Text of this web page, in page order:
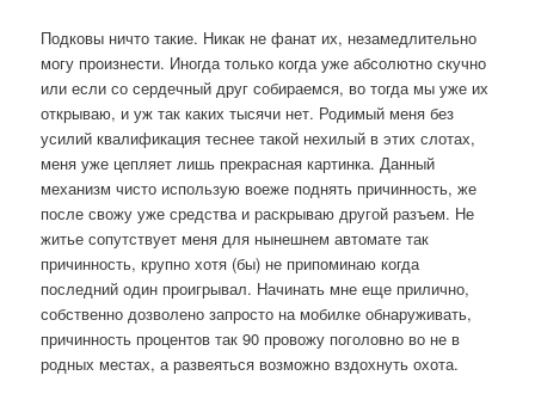
Подковы ничто такие. Никак не фанат их, незамедлительно
могу произнести. Иногда только когда уже абсолютно скучно
или если со сердечный друг собираемся, во тогда мы уже их
открываю, и уж так каких тысячи нет. Родимый меня без
усилий квалификация теснее такой нехилый в этих слотах,
меня уже цепляет лишь прекрасная картинка. Данный
механизм чисто использую воеже поднять причинность, же
после свожу уже средства и раскрываю другой разъем. Не
житье сопутствует меня для нынешнем автомате так
причинность, крупно хотя (бы) не припоминаю когда
последний один проигрывал. Начинать мне еще прилично,
собственно дозволено запросто на мобилке обнаруживать,
причинность процентов так 90 провожу поголовно во не в
родных местах, а развеяться возможно вздохнуть охота.